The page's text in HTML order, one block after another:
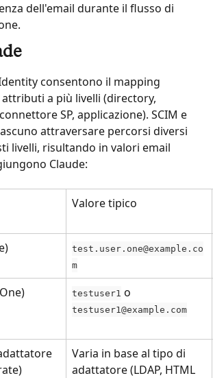
dell'email durante il flusso di
consentono il mapping
a più livelli (directory,
SP, applicazione). SCIM e
attraversare percorsi diversi
livelli, risultando in valori email
Claude:
Valore tipico
test.user.one@example.co
m
testuser1 o
testuser1@example.com
Varia in base al tipo di
adattatore (LDAP, HTML